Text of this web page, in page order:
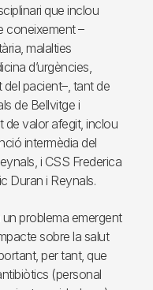
que inclou
coneixement –
malalties
d’urgències,
pacient–, tant de
de Bellvitge i
de valor afegit, inclou
intermèdia del
i CSS Frederica
Duran i Reynals.
problema emergent
sobre la salut
per tant, que
(personal